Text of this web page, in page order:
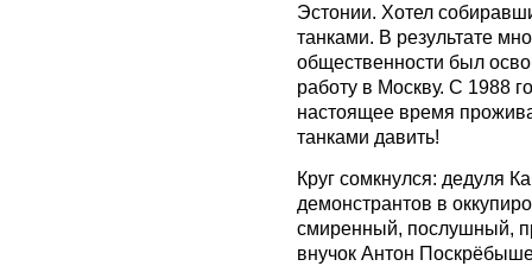
Эстонии. Хотел
танками. В результате
общественности был
работу в Москву. С 1988
настоящее время
танками давить!
Круг сомкнулся: дедуля
демонстрантов в
смиренный, послушный,
внучок Антон